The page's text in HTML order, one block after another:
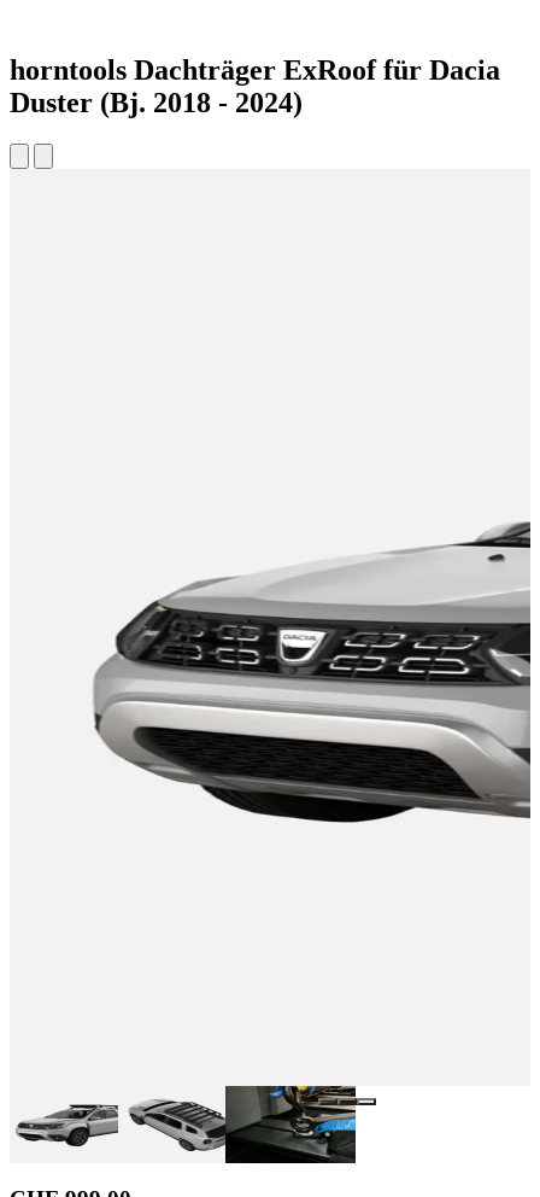
horntools Dachträger ExRoof für Dacia
Duster (Bj. 2018 - 2024)